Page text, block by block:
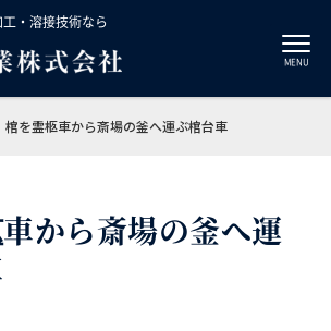
・溶接技術なら
MENU
棺を霊柩車から斎場の釜へ運ぶ棺台車
から斎場の釜へ運